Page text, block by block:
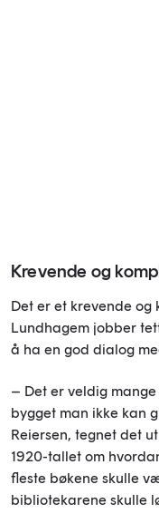
Krevende og
Det er et krevende og
Lundhagem jobber
å ha en god dialog
– Det er veldig
bygget man ikke kan
Reiersen, tegnet det
1920-tallet om
fleste bøkene skulle
bibliotekarene skulle